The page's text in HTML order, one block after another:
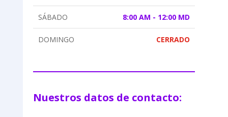
SÁBADO 8:00 AM - 12:00 MD
DOMINGO CERRADO
Nuestros datos de contacto: